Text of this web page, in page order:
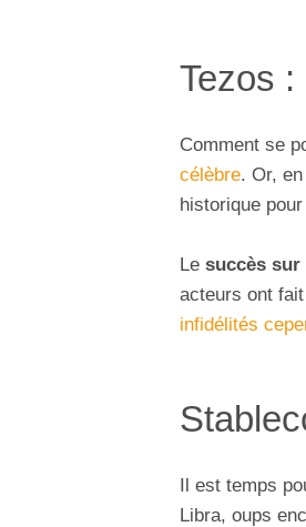
Tezos
Comment se
célèbre. Or,
historique
Le succès sur
acteurs ont
infidélités
Il est temps
Libra, oups